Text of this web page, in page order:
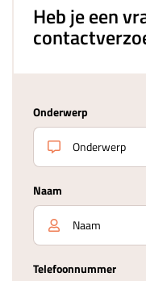
Heb je een
Onderwerp
Naam
Telefoonnummer